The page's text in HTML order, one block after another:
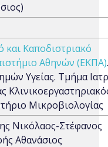
και Καποδιστριακό
Αθηνών (ΕΚΠΑ)
Υγείας. Τμήμα
Μικροβιολογίας
Νικόλαος-Στέφανος
Αθανάσιος